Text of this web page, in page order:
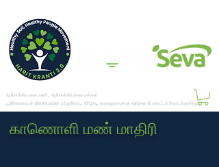
ஆரோக்கியமான மண், ஆரோக்கியமான மக்கள்
பூமிசேவாவுடன் இந்தியாவின் புற்றுநோய், நீரிழிவு, கருவுறாமைக்கு எதிரான போராட்டம் தொடங்குகிறது.
காணொளி மண் மாதிரி